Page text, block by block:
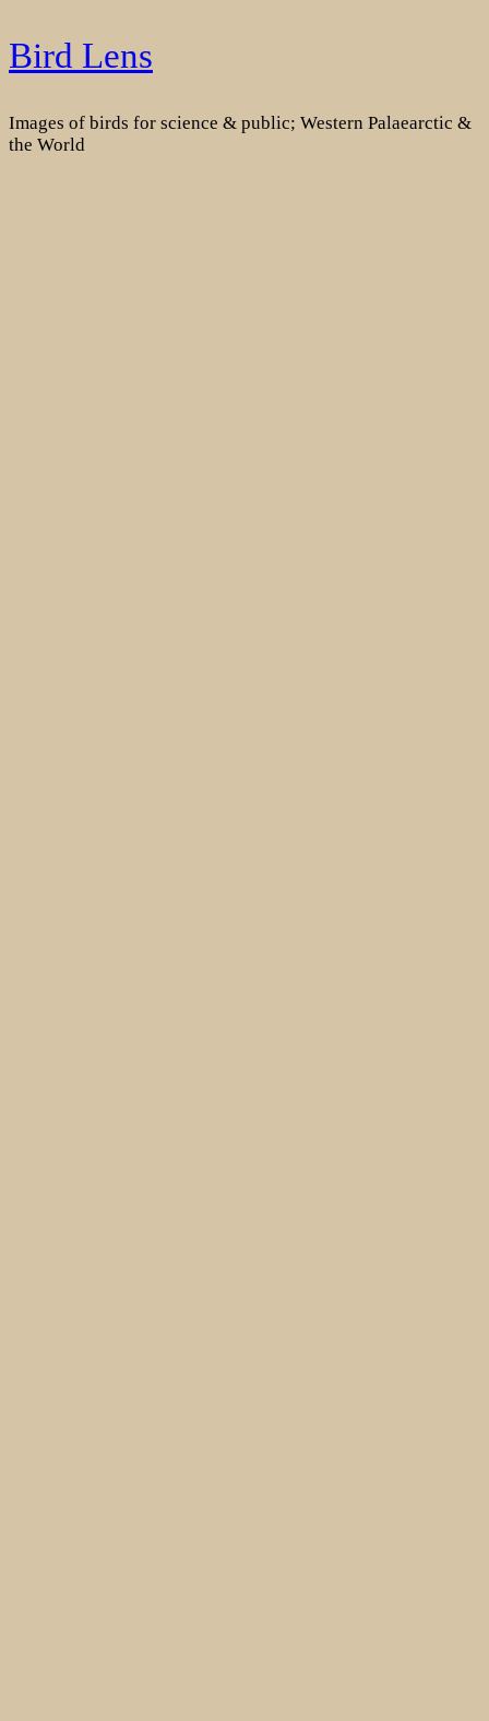
Skip
to
Bird Lens
Images of birds for science & public; Western Palaearctic &
the World